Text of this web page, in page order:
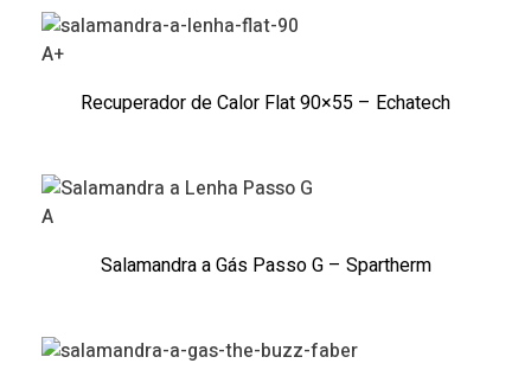
A+
Recuperador de Calor Flat 90×55 – Echatech
A
Salamandra a Gás Passo G – Spartherm